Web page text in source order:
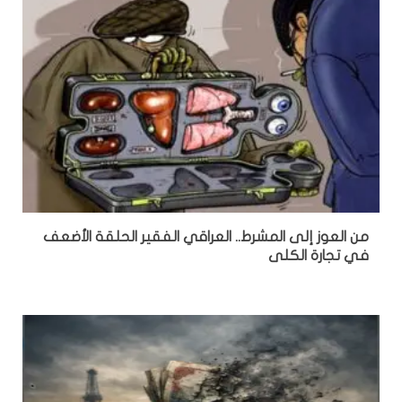
من العوز إلى المشرط.. العراقي الفقير الحلقة الأضعف
في تجارة الكلى